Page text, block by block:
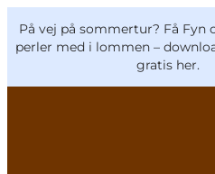
På vej på sommertur? Få Fyn
perler med i lommen –
gratis her.
VisitFyn
Deutsch